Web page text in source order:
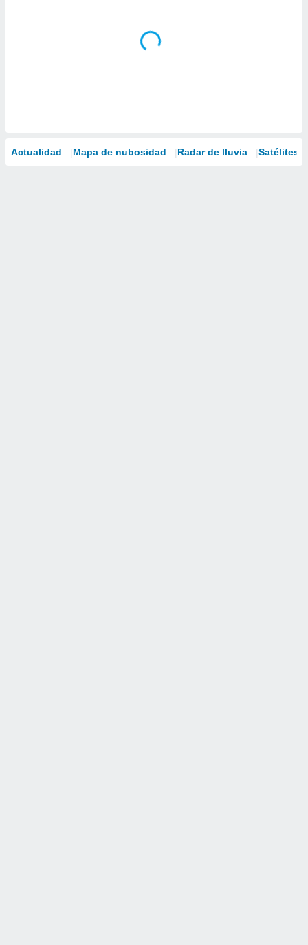
Actualidad Mapa de nubosidad Radar de lluvia Satélites